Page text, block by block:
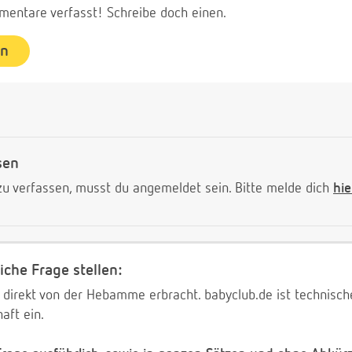
verfasst! Schreibe doch einen.
verfassen, musst du angemeldet sein. Bitte melde dich
Frage stellen:
von der Hebamme erbracht. babyclub.de ist
ein.